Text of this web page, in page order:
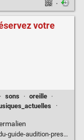
·
votre
· sons · oreille
·
·
votre-capital-2-155